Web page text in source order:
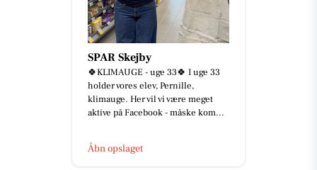
SPAR Skejby
🍀KLIMAUGE - uge 33🍀 I uge 33
holder vores elev, Pernille,
klimauge. Her vil vi være meget
aktive på Facebook - måske kom...
Åbn opslaget